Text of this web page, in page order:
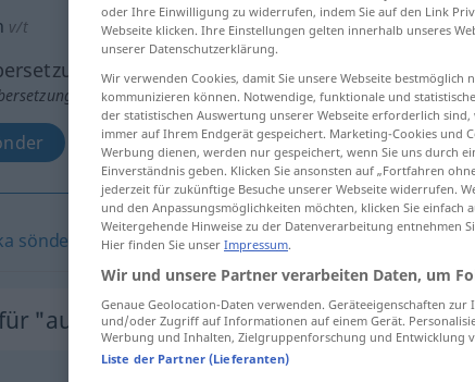
v/t
anklicken/antippen)
sönder
"auseinandernehmen"
oder Ihre Einwilligung zu widerrufen, indem Sie auf den Link
Webseite klicken. Ihre Einstellungen gelten innerhalb unseres
unserer Datenschutzerklärung.
Wir verwenden Cookies, damit Sie unsere Webseite bestmöglich
kommunizieren können. Notwendige, funktionale und
der statistischen Auswertung unserer Webseite erforderlich
immer auf Ihrem Endgerät gespeichert. Marketing-Cookies und
Werbung dienen, werden nur gespeichert, wenn Sie uns durch
Einverständnis geben. Klicken Sie ansonsten auf „Fortfahren
jederzeit für zukünftige Besuche unserer Webseite widerrufen.
und den Anpassungsmöglichkeiten möchten, klicken Sie einfach
Weitergehende Hinweise zu der Datenverarbeitung entnehmen
Hier finden Sie unser Impressum.
Wir und unsere Partner verarbeiten Daten, um
Genaue Geolocation-Daten verwenden. Geräteeigenschaften
und/oder Zugriff auf Informationen auf einem Gerät.
Werbung und Inhalten, Zielgruppenforschung und Entwicklung
Liste der Partner (Lieferanten)